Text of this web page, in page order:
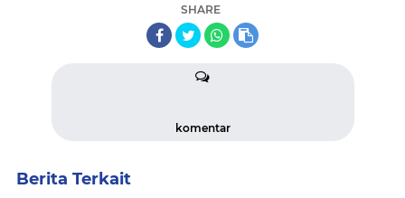
SHARE
komentar
Berita Terkait